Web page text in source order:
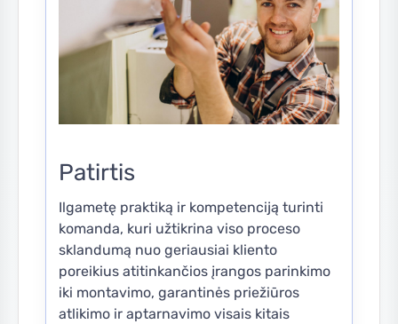
Patirtis
Ilgametę praktiką ir kompetenciją turinti
komanda, kuri užtikrina viso proceso
sklandumą nuo geriausiai kliento
poreikius atitinkančios įrangos parinkimo
iki montavimo, garantinės priežiūros
atlikimo ir aptarnavimo visais kitais